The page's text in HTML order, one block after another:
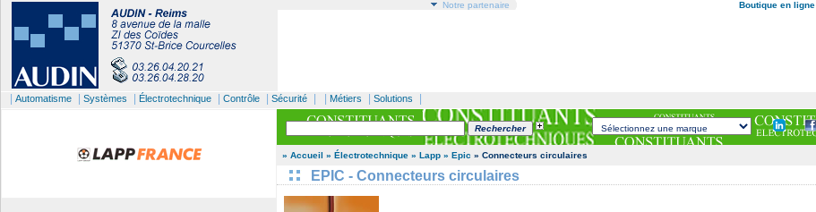
Notre partenaire Boutique en ligne
Automatisme Systèmes Électrotechnique Contrôle Sécurité Métiers Solutions
» Accueil » Électrotechnique » Lapp » Epic » Connecteurs circulaires
EPIC - Connecteurs circulaires